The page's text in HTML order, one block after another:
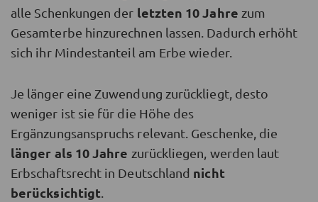
alle Schenkungen der letzten 10 Jahre zum
Gesamterbe hinzurechnen lassen. Dadurch erhöht
sich ihr Mindestanteil am Erbe wieder.
Je länger eine Zuwendung zurückliegt, desto
weniger ist sie für die Höhe des
Ergänzungsanspruchs relevant. Geschenke, die
länger als 10 Jahre zurückliegen, werden laut
Erbschaftsrecht in Deutschland nicht
berücksichtigt